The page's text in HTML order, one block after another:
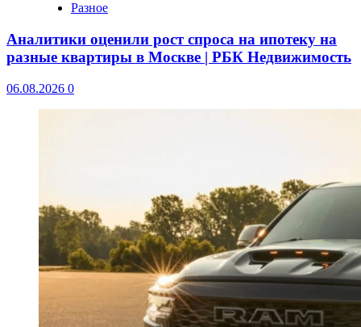
Разное
Аналитики оценили рост спроса на ипотеку на
разные квартиры в Москве | РБК Недвижимость
06.08.2026 0